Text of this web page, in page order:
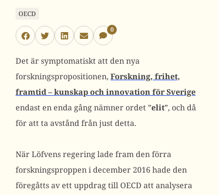
OECD
0
Det är symptomatiskt att den nya
forskningspropositionen, Forskning, frihet,
framtid – kunskap och innovation för Sverige
endast en enda gång nämner ordet ”elit”, och då
för att ta avstånd från just detta.
När Löfvens regering lade fram den förra
forskningsproppen i december 2016 hade den
föregåtts av ett uppdrag till OECD att analysera